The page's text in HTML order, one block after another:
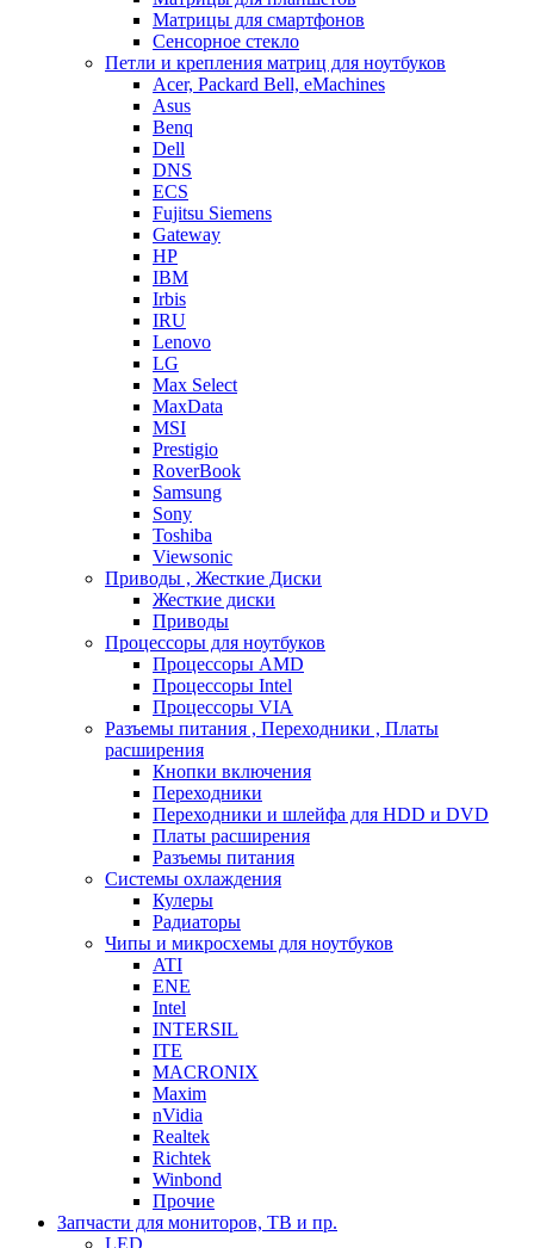
Матрицы для смартфонов
Сенсорное стекло
Петли и крепления матриц для ноутбуков
Acer, Packard Bell, eMachines
Asus
Benq
Dell
DNS
ECS
Fujitsu Siemens
Gateway
HP
IBM
Irbis
IRU
Lenovo
LG
Max Select
MaxData
MSI
Prestigio
RoverBook
Samsung
Sony
Toshiba
Viewsonic
Приводы , Жесткие Диски
Жесткие диски
Приводы
Процессоры для ноутбуков
Процессоры AMD
Процессоры Intel
Процессоры VIA
Разъемы питания , Переходники , Платы
расширения
Кнопки включения
Переходники
Переходники и шлейфа для HDD и DVD
Платы расширения
Разъемы питания
Системы охлаждения
Кулеры
Радиаторы
Чипы и микросхемы для ноутбуков
ATI
ENE
Intel
INTERSIL
ITE
MACRONIX
Maxim
nVidia
Realtek
Richtek
Winbond
Прочие
Запчасти для мониторов, ТВ и пр.
LED